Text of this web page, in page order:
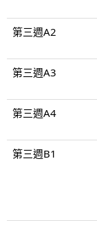
第三週A2
第三週A3
第三週A4
第三週B1